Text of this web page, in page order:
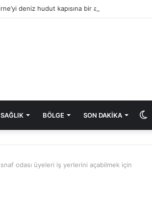
SAĞLIK BÖLGE SON DAKIKA
odası üyeleri iş yerlerini açabilmek için